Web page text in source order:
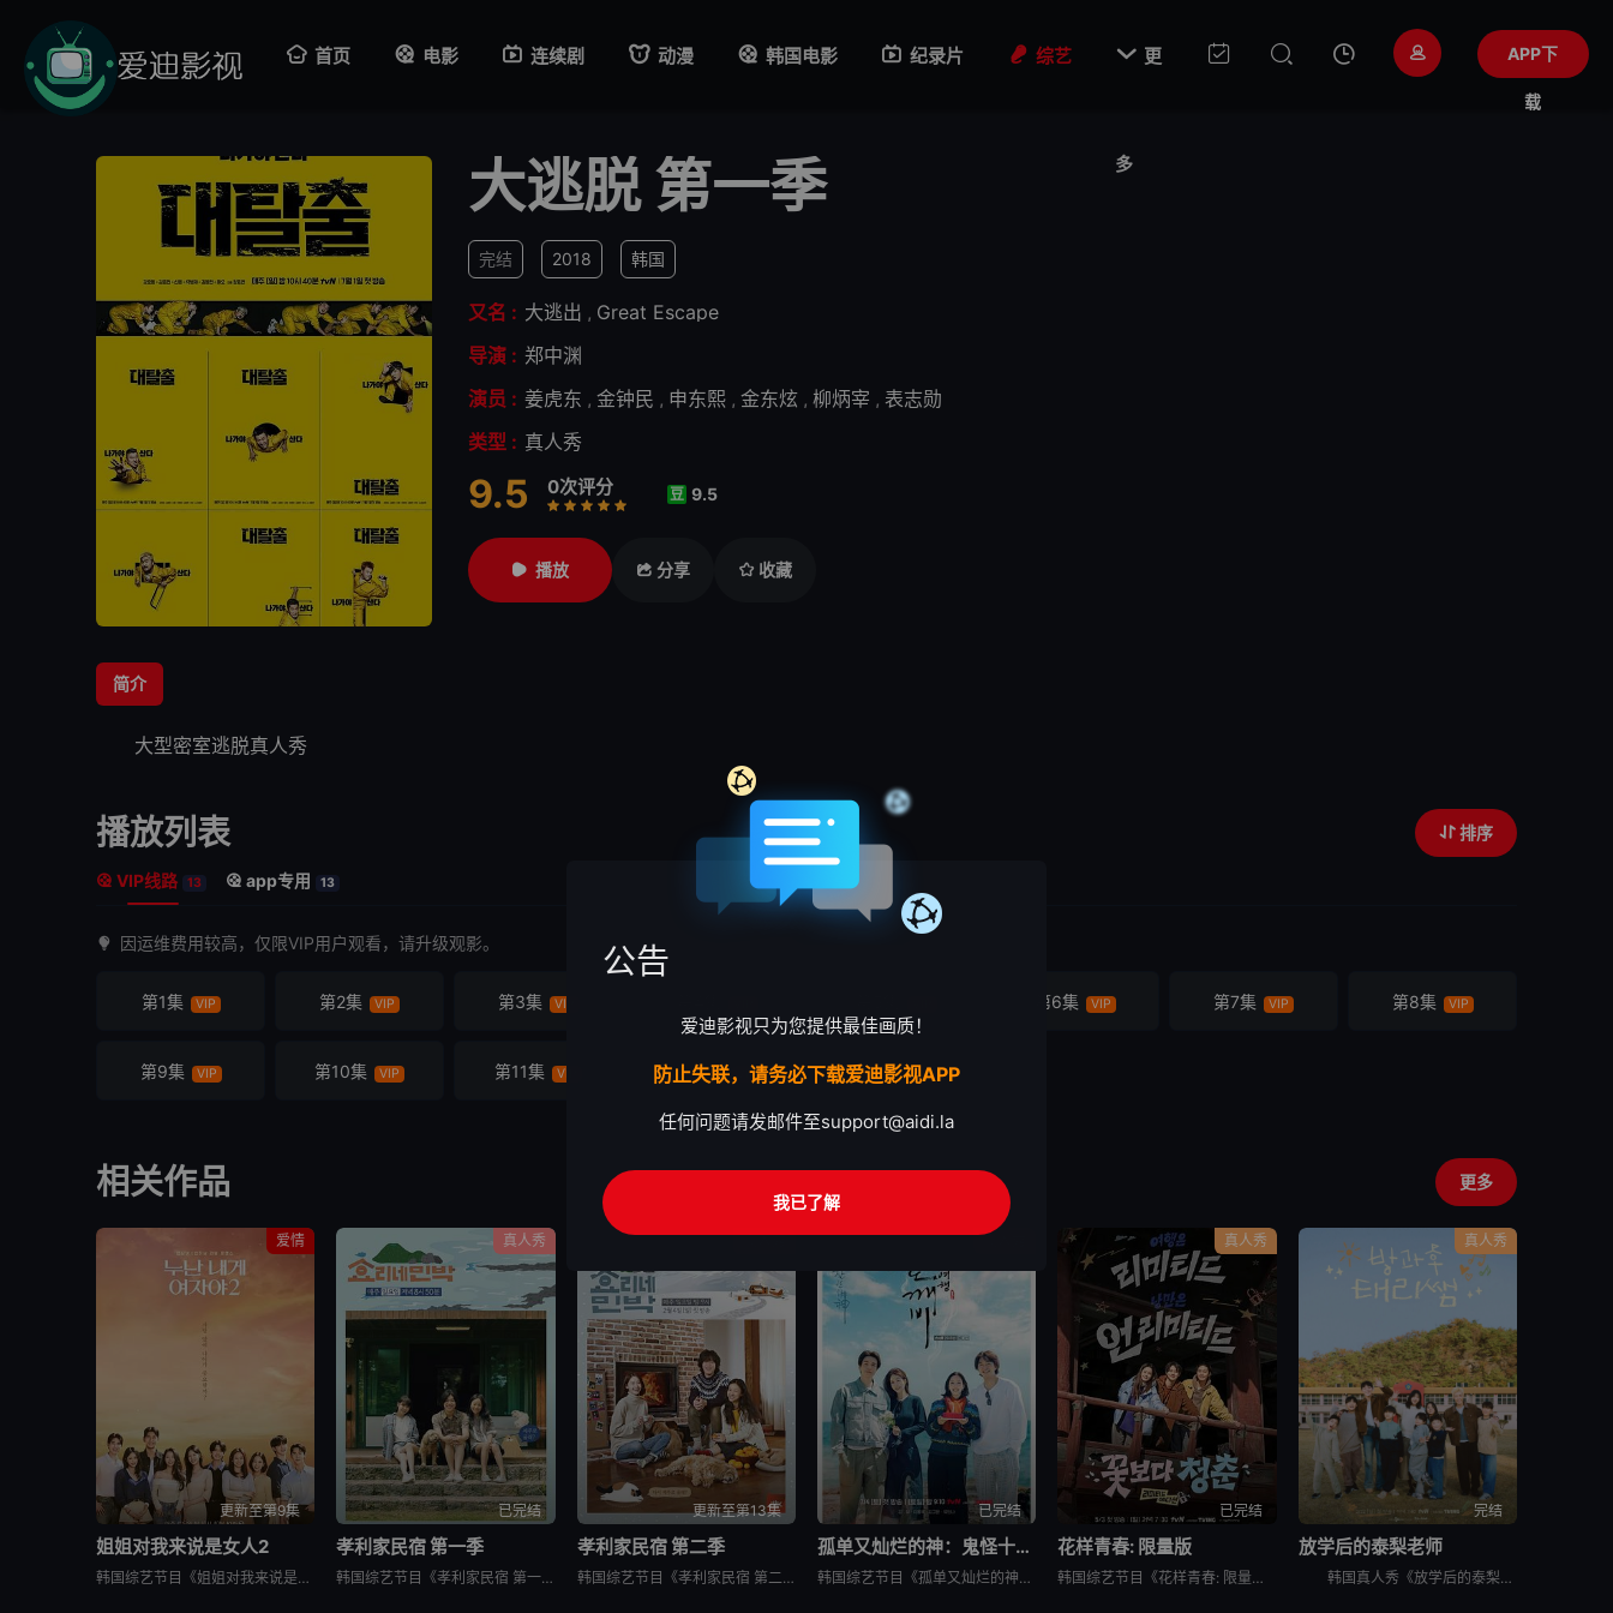
首页 电影 连续剧 动漫 韩国电影 纪录片 综艺  更
多
APP下
载
大逃脱 第一季
完结 2018 韩国
又名 : 大逃出 , Great Escape
导演 : 郑中渊
演员 : 姜虎东 , 金钟民 , 申东熙 , 金东炫 , 柳炳宰 , 表志勋
类型 : 真人秀
9.5 0次评分
很差
较差还行推荐
力荐
豆 9.5
播放 分享 收藏
简介
大型密室逃脱真人秀
播放列表 排序
VIP线路 13 app专用 13
因运维费用较高，仅限VIP用户观看，请升级观影。
第1集 VIP 第2集 VIP 第3集 VIP 第6集 VIP 第7集 VIP 第8集 VIP
第9集 VIP 第10集 VIP 第11集 VIP 第12集 VIP 第13集 VIP
相关作品 更多
爱情
更新至第9集
姐姐对我来说是女人2
韩国综艺节目《姐姐对我来说是女人2》又名：Noona is a Woman to Me 2，讲述了：节目旨在开掘为了事业而度过激烈的时间还没有找到爱情的女性和在爱情面前相信年龄只是数字的男性之间的罗曼
真人秀
已完结
孝利家民宿 第一季
韩国综艺节目《孝利家民宿 第一季》又名：孝利家的民宿,Hyori&#39;s Homestay,효리네민박，讲述了：《孝利家民宿》为韩国JTBC的综艺节目，由李孝利主持，节目背景为李孝利与丈夫李尚顺音
真人秀
更新至第13集
孝利家民宿 第二季
韩国综艺节目《孝利家民宿 第二季》又名：효리네 민박2，讲述了：《孝利家民宿 第二季》继续讲述李尚顺、李孝利夫妇在自家民宿接待客人的故事，本季将展现冬季济州岛的美景，而民宿新职员林允儿和短期兼职生朴宝
真人秀
已完结
孤单又灿烂的神：鬼怪十周年特辑
韩国综艺节目《孤单又灿烂的神：鬼怪十周年特辑》又名：鬼怪十周年特别篇,鬼怪十周年之旅(台),도깨비 10주년，讲述了：为纪念开播十周年，剧中主演睽违多年再度聚首，展开特別旅行，重访经典场景、回顾难忘台
真人秀
已完结
花样青春: 限量版
韩国综艺节目《花样青春: 限量版》的妙趣在于突发旅行。突然告诉出演者去旅行的日程，出演者带着制作组原封不动地给的每人10万韩元经费，于2026年2月24日通过频道十五夜直播被绑架到旅行地。出演人员是郑
真人秀
完结
放学后的泰梨老师
韩国真人秀《放学后的泰梨老师》讲述的，是金泰梨成为某乡村小学的戏剧班老师，给学生们上戏剧课的节目。 成为充满热情的演技老师金泰梨和可爱学生们展开的特别旅程，将为观众带来纯真的笑容和感动。
公告
爱迪影视只为您提供最佳画质！
防止失联，请务必下载爱迪影视APP
任何问题请发邮件至support@aidi.la
我已了解